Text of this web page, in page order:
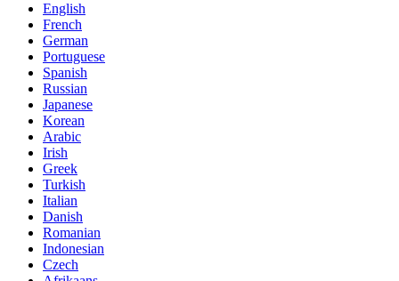
English
French
German
Portuguese
Spanish
Russian
Japanese
Korean
Arabic
Irish
Greek
Turkish
Italian
Danish
Romanian
Indonesian
Czech